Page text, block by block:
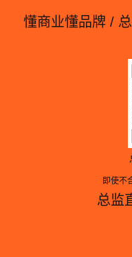
懂商业懂品牌 /
即使不
总监